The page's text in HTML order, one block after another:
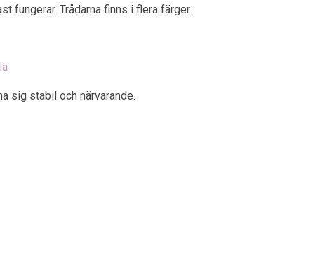
fungerar. Trådarna finns i flera färger.
sig stabil och närvarande.